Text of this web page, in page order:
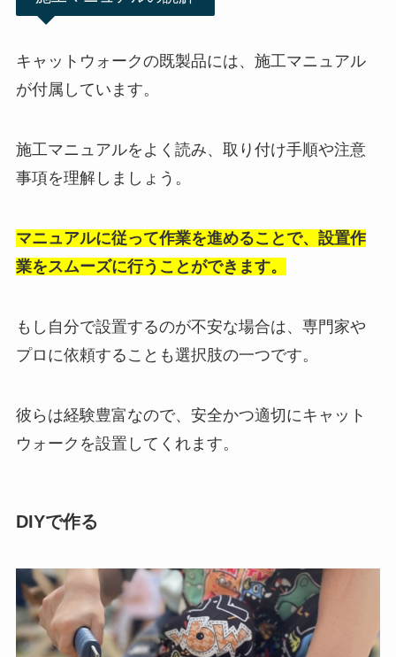
キャットウォークの既製品には、施工マニュアル
が付属しています。
施工マニュアルをよく読み、 取り付け手順や注意
事項を理解しましょう。
マニュアルに従って作業を進めることで、設置作
業をスムーズに行うことができます。
もし自分で設置するのが不安な場合は、専門家や
プロに依頼することも選択肢の一つです。
彼らは経験豊富なので、安全かつ適切にキャット
ウォークを設置してくれます。
DIYで作る